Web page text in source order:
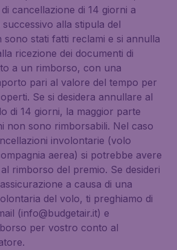
cancellazione di 14 giorni a
alla stipula del
stati fatti reclami e si annulla
ricezione dei documenti di
a un rimborso, con una
pari al valore del tempo per
Se si desidera annullare al
di 14 giorni, la maggior parte
non sono rimborsabili. Nel caso
involontarie (volo
aerea) si potrebbe avere
rimborso del premio. Se desideri
a causa di una
del volo, ti preghiamo di
(info@budgetair.it) e
per vostro conto al